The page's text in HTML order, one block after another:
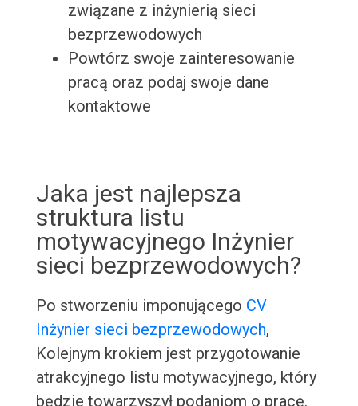
związane z inżynierią sieci
bezprzewodowych
Powtórz swoje zainteresowanie
pracą oraz podaj swoje dane
kontaktowe
Jaka jest najlepsza
struktura listu
motywacyjnego Inżynier
sieci bezprzewodowych?
Po stworzeniu imponującego CV
Inżynier sieci bezprzewodowych,
Kolejnym krokiem jest przygotowanie
atrakcyjnego listu motywacyjnego, który
będzie towarzyszył podaniom o pracę.